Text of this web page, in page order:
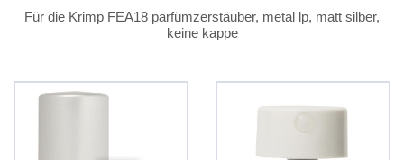
Für die Krimp FEA18 parfümzerstäuber, metal lp, matt silber,
keine kappe